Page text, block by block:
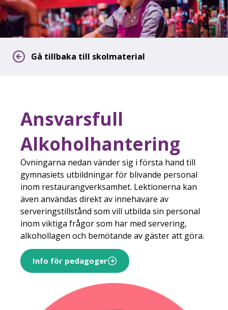
Gå tillbaka till skolmaterial
Ansvarsfull
Alkoholhantering
Övningarna nedan vänder sig i första hand till
gymnasiets utbildningar för blivande personal
inom restaurangverksamhet. Lektionerna kan
även användas direkt av innehavare av
serveringstillstånd som vill utbilda sin personal
inom viktiga frågor som har med servering,
alkohollagen och bemötande av gäster att göra.
Info för pedagoger